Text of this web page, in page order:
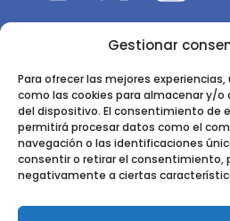
Gestionar
Para ofrecer las mejores
como las cookies para almacenar y/o
del dispositivo. El consentimiento de
permitirá procesar datos como el
navegación o las identificaciones
consentir o retirar el consentimiento,
negativamente a ciertas
El 9CFE es una actividad
Instituto de Ciencias
Ctra. de la Coruña km